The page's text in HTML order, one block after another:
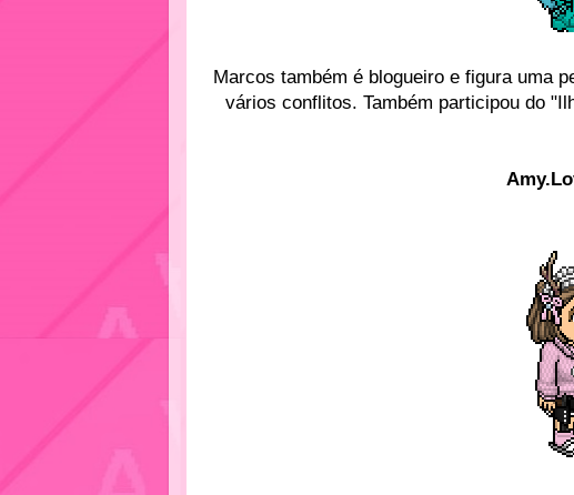
Marcos também é blogueiro e figura uma
vários conflitos. Também participou do